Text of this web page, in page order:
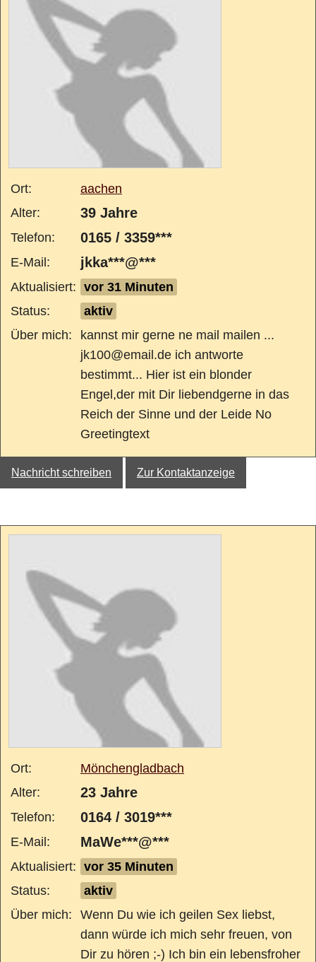
Ort:
aachen
Alter:
39 Jahre
Telefon: 0165 / 3359***
E-Mail: jkka***@***
Aktualisiert: vor 31 Minuten
Status:
aktiv
Über mich:
kannst mir gerne ne mail mailen ...
jk100@email.de ich antworte
bestimmt... Hier ist ein blonder
Engel,der mit Dir liebendgerne in das
Reich der Sinne und der Leide No
Greetingtext
Nachricht schreiben Zur Kontaktanzeige
Ort:
Mönchengladbach
Alter:
23 Jahre
Telefon: 0164 / 3019***
E-Mail: MaWe***@***
Aktualisiert: vor 35 Minuten
Status:
aktiv
Über mich:
Wenn Du wie ich geilen Sex liebst,
dann würde ich mich sehr freuen, von
Dir zu hören ;-) Ich bin ein lebensfroher